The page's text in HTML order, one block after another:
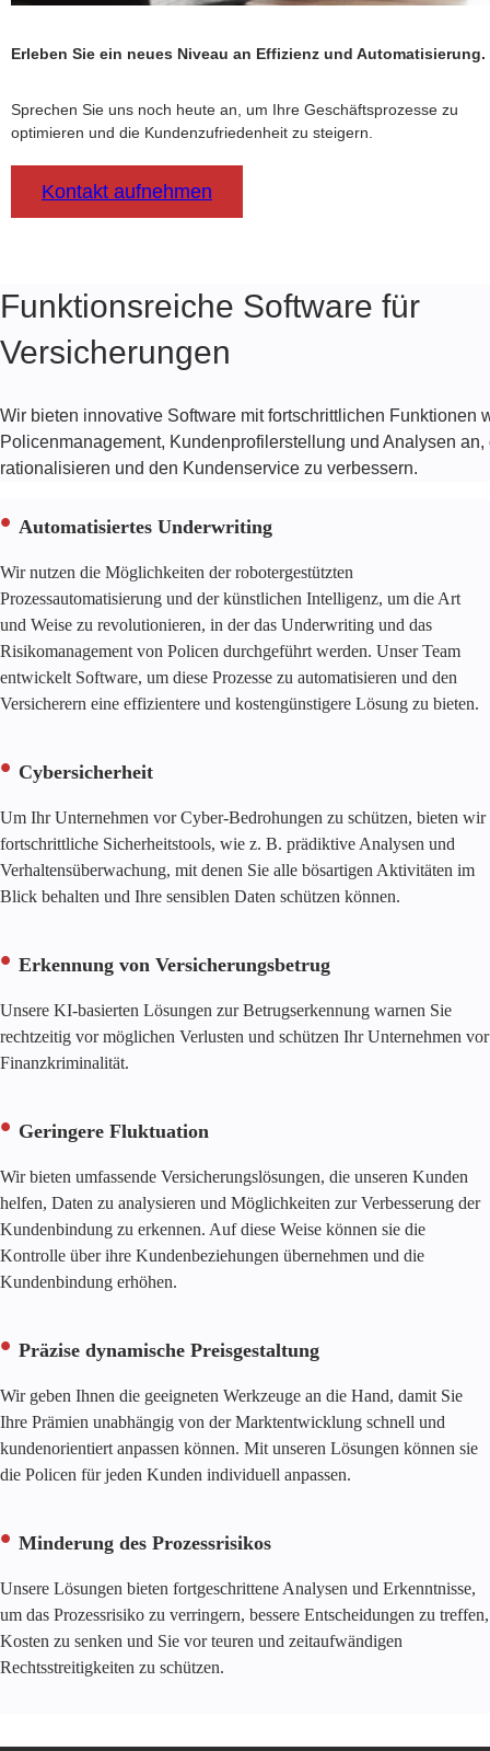
Erleben Sie ein neues Niveau an Effizienz und Automatisierung.
Sprechen Sie uns noch heute an, um Ihre Geschäftsprozesse zu
optimieren und die Kundenzufriedenheit zu steigern.
Kontakt aufnehmen
Funktionsreiche Software für
Versicherungen
Wir bieten innovative Software mit fortschrittlichen Funktionen
Policenmanagement, Kundenprofilerstellung und Analysen
rationalisieren und den Kundenservice zu verbessern.
Automatisiertes Underwriting
Wir nutzen die Möglichkeiten der robotergestützten
Prozessautomatisierung und der künstlichen Intelligenz, um die Art
und Weise zu revolutionieren, in der das Underwriting und das
Risikomanagement von Policen durchgeführt werden. Unser Team
entwickelt Software, um diese Prozesse zu automatisieren und den
Versicherern eine effizientere und kostengünstigere Lösung zu bieten.
Cybersicherheit
Um Ihr Unternehmen vor Cyber-Bedrohungen zu schützen, bieten wir
fortschrittliche Sicherheitstools, wie z. B. prädiktive Analysen und
Verhaltensüberwachung, mit denen Sie alle bösartigen Aktivitäten im
Blick behalten und Ihre sensiblen Daten schützen können.
Erkennung von Versicherungsbetrug
Unsere KI-basierten Lösungen zur Betrugserkennung warnen Sie
rechtzeitig vor möglichen Verlusten und schützen Ihr Unternehmen vor
Finanzkriminalität.
Geringere Fluktuation
Wir bieten umfassende Versicherungslösungen, die unseren Kunden
helfen, Daten zu analysieren und Möglichkeiten zur Verbesserung der
Kundenbindung zu erkennen. Auf diese Weise können sie die
Kontrolle über ihre Kundenbeziehungen übernehmen und die
Kundenbindung erhöhen.
Präzise dynamische Preisgestaltung
Wir geben Ihnen die geeigneten Werkzeuge an die Hand, damit Sie
Ihre Prämien unabhängig von der Marktentwicklung schnell und
kundenorientiert anpassen können. Mit unseren Lösungen können sie
die Policen für jeden Kunden individuell anpassen.
Minderung des Prozessrisikos
Unsere Lösungen bieten fortgeschrittene Analysen und Erkenntnisse,
um das Prozessrisiko zu verringern, bessere Entscheidungen zu treffen,
Kosten zu senken und Sie vor teuren und zeitaufwändigen
Rechtsstreitigkeiten zu schützen.